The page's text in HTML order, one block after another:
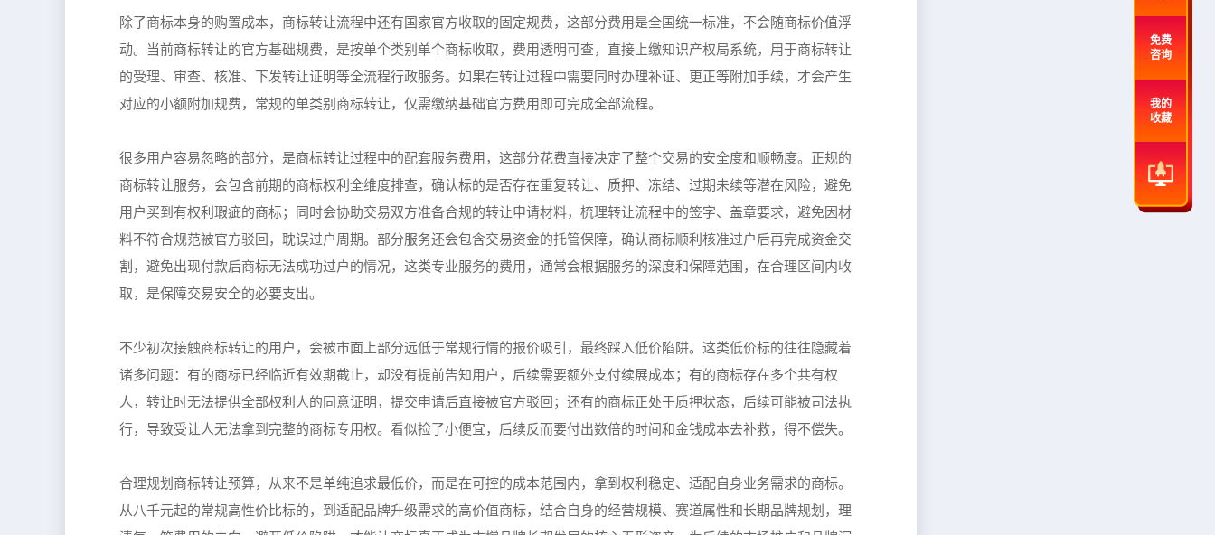
除了商标本身的购置成本，商标转让流程中还有国家官方收取的固定规费，这部分费用是全国统一标准，不会随商标价值浮
动。当前商标转让的官方基础规费，是按单个类别单个商标收取，费用透明可查，直接上缴知识产权局系统，用于商标转让
的受理、审查、核准、下发转让证明等全流程行政服务。如果在转让过程中需要同时办理补证、更正等附加手续，才会产生
对应的小额附加规费，常规的单类别商标转让，仅需缴纳基础官方费用即可完成全部流程。
很多用户容易忽略的部分，是商标转让过程中的配套服务费用，这部分花费直接决定了整个交易的安全度和顺畅度。正规的
商标转让服务，会包含前期的商标权利全维度排查，确认标的是否存在重复转让、质押、冻结、过期未续等潜在风险，避免
用户买到有权利瑕疵的商标；同时会协助交易双方准备合规的转让申请材料，梳理转让流程中的签字、盖章要求，避免因材
料不符合规范被官方驳回，耽误过户周期。部分服务还会包含交易资金的托管保障，确认商标顺利核准过户后再完成资金交
割，避免出现付款后商标无法成功过户的情况，这类专业服务的费用，通常会根据服务的深度和保障范围，在合理区间内收
取，是保障交易安全的必要支出。
不少初次接触商标转让的用户，会被市面上部分远低于常规行情的报价吸引，最终踩入低价陷阱。这类低价标的往往隐藏着
诸多问题：有的商标已经临近有效期截止，却没有提前告知用户，后续需要额外支付续展成本；有的商标存在多个共有权
人，转让时无法提供全部权利人的同意证明，提交申请后直接被官方驳回；还有的商标正处于质押状态，后续可能被司法执
行，导致受让人无法拿到完整的商标专用权。看似捡了小便宜，后续反而要付出数倍的时间和金钱成本去补救，得不偿失。
合理规划商标转让预算，从来不是单纯追求最低价，而是在可控的成本范围内，拿到权利稳定、适配自身业务需求的商标。
从八千元起的常规高性价比标的，到适配品牌升级需求的高价值商标，结合自身的经营规模、赛道属性和长期品牌规划，理
免费
咨询
我的
收藏